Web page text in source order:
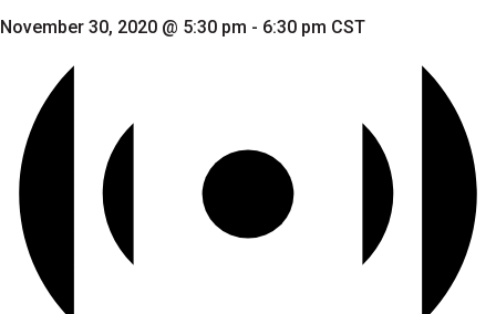
November 30, 2020 @ 5:30 pm - 6:30 pm CST